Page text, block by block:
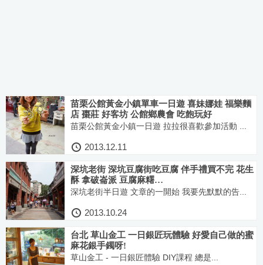
苗栗公館黃金小鎮單車一日遊 喜妹娜娃 福樂麵
店 棗莊 好客坊 公館鄉農會 吃飽玩好
苗栗公館黃金小鎮一日遊 拉拉很喜歡參加活動 ...
2013.12.11
深坑老街 深坑豆腐街吃豆腐 伴手禮買不完 花生
酥 拿破崙派 豆腐麻糬…
深坑老街半日遊 文章的一開始 我要先默默的告...
2013.10.24
台北 草山金工 一日銀匠玩體驗 好愛自己做的蜜
麻花銀手鐲呀!
草山金工 - 一日銀匠體驗 DIY課程 總是...